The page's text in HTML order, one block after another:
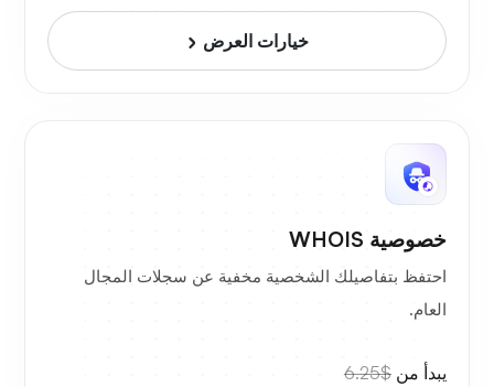
خيارات العرض
خصوصية WHOIS
احتفظ بتفاصيلك الشخصية مخفية عن سجلات المجال
العام.
يبدأ من $6.25